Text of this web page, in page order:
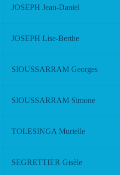
JOSEPH Jean-Daniel
JOSEPH Lise-Berthe
SIOUSSARRAM Georges
SIOUSSARRAM Simone
TOLESINGA Murielle
SEGRETTIER Gisèle